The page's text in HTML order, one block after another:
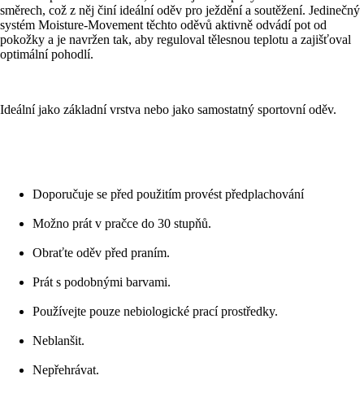
směrech, což z něj činí ideální oděv pro ježdění a soutěžení. Jedinečný
systém Moisture-Movement těchto oděvů aktivně odvádí pot od
pokožky a je navržen tak, aby reguloval tělesnou teplotu a zajišťoval
optimální pohodlí.
Ideální jako základní vrstva nebo jako samostatný sportovní oděv.
Doporučuje se před použitím provést předplachování
Možno prát v pračce do 30 stupňů.
Obraťte oděv před praním.
Prát s podobnými barvami.
Používejte pouze nebiologické prací prostředky.
Neblanšit.
Nepřehrávat.